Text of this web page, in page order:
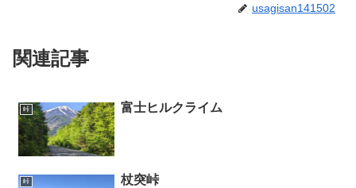
usagisan141502
関連記事
峠 富士ヒルクライム
峠 杖突峠